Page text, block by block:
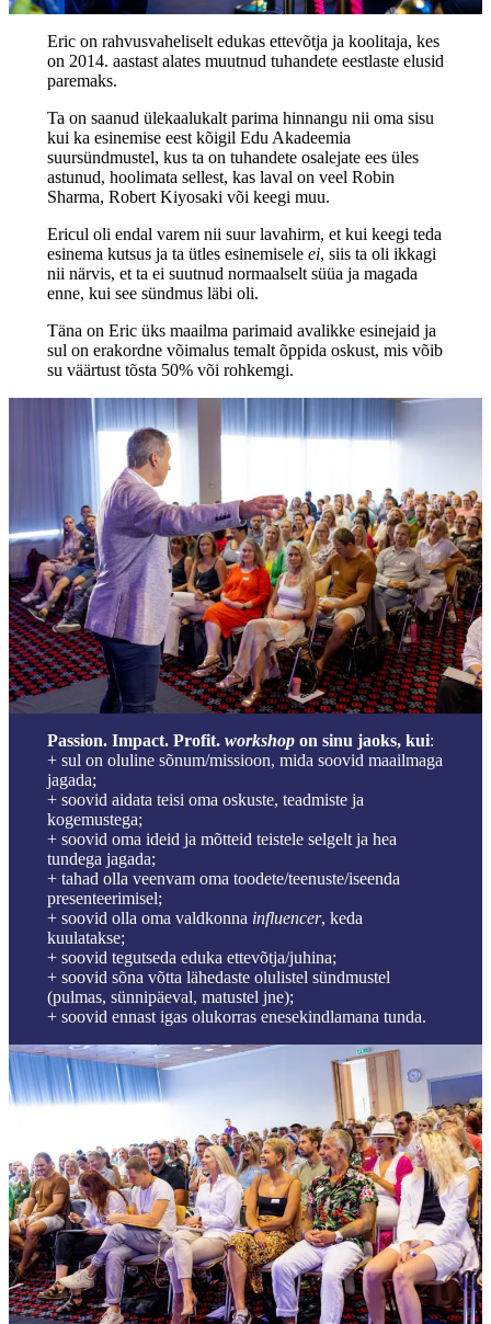
Eric on rahvusvaheliselt edukas ettevõtja ja koolitaja, kes
on 2014. aastast alates muutnud tuhandete eestlaste elusid
paremaks.
Ta on saanud ülekaalukalt parima hinnangu nii oma sisu
kui ka esinemise eest kõigil Edu Akadeemia
suursündmustel, kus ta on tuhandete osalejate ees üles
astunud, hoolimata sellest, kas laval on veel Robin
Sharma, Robert Kiyosaki või keegi muu.
Ericul oli endal varem nii suur lavahirm, et kui keegi teda
esinema kutsus ja ta ütles esinemisele ei, siis ta oli ikkagi
nii närvis, et ta ei suutnud normaalselt süüa ja magada
enne, kui see sündmus läbi oli.
Täna on Eric üks maailma parimaid avalikke esinejaid ja
sul on erakordne võimalus temalt õppida oskust, mis võib
su väärtust tõsta 50% või rohkemgi.
Passion. Impact. Profit. workshopon sinu jaoks, kui:
+ sul on oluline sõnum/missioon, mida soovid maailmaga
jagada;
+ soovid aidata teisi oma oskuste, teadmiste ja
kogemustega;
+ soovid oma ideid ja mõtteid teistele selgelt ja hea
tundega jagada;
+ tahad olla veenvam oma toodete/teenuste/iseenda
presenteerimisel;
+ soovid olla oma valdkonna influencer, keda
kuulatakse;
+ soovid tegutseda eduka ettevõtja/juhina;
+ soovid sõna võtta lähedaste olulistel sündmustel
(pulmas, sünnipäeval, matustel jne);
+ soovid ennast igas olukorras enesekindlamana tunda.